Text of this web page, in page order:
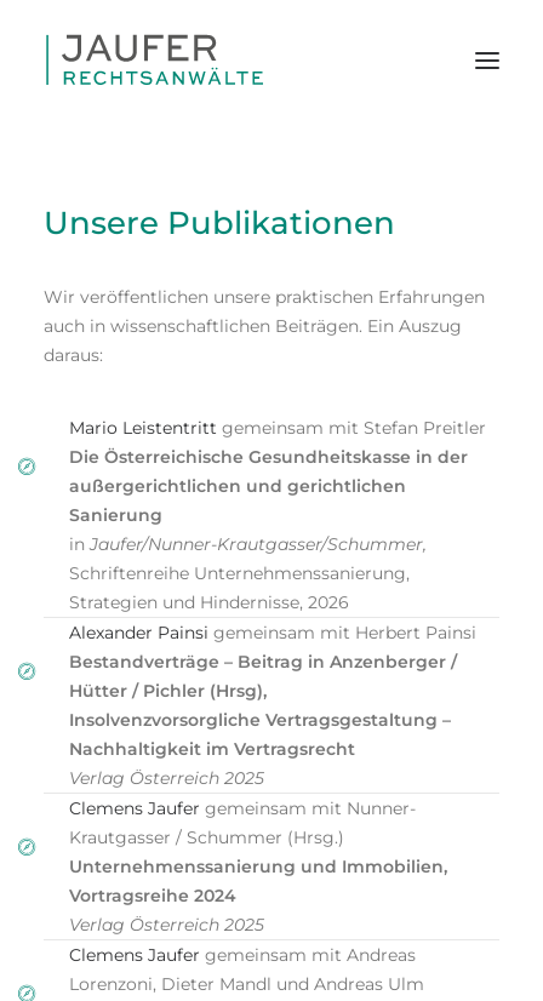
SEARCH
Unsere Publikationen
Wir veröffentlichen unsere praktischen Erfahrungen
auch in wissenschaftlichen Beiträgen. Ein Auszug
daraus:
Mario Leistentritt gemeinsam mit Stefan Preitler
Die Österreichische Gesundheitskasse in der
außergerichtlichen und gerichtlichen
Sanierung
inJaufer/Nunner-Krautgasser/Schummer,
Schriftenreihe Unternehmenssanierung,
Strategien und Hindernisse, 2026
Alexander Painsi gemeinsam mit Herbert Painsi
Bestandverträge – Beitrag in Anzenberger /
Hütter / Pichler (Hrsg),
Insolvenzvorsorgliche Vertragsgestaltung –
Nachhaltigkeit im Vertragsrecht
Verlag Österreich 2025
Clemens Jaufer gemeinsam mit Nunner-
Krautgasser / Schummer (Hrsg.)
Unternehmenssanierung und Immobilien,
Vortragsreihe 2024
Verlag Österreich 2025
Clemens Jaufer gemeinsam mit Andreas
Lorenzoni, Dieter Mandl und Andreas Ulm